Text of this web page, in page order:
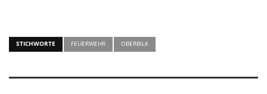
STICHWORTE FEUERWEHR OBERBILK